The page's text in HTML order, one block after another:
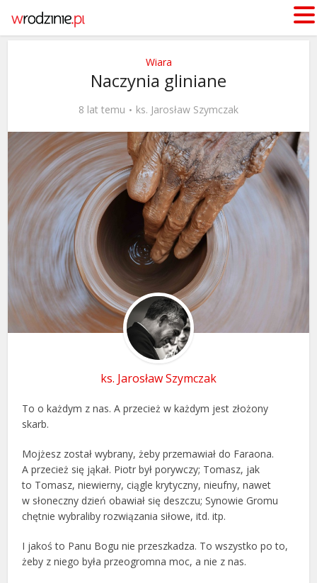
Wiara
Naczynia gliniane
8 lat temu ks. Jarosław Szymczak
ks. Jarosław Szymczak
To o każdym z nas. A przecież w każdym jest złożony
skarb.
Mojżesz został wybrany, żeby przemawiał do Faraona.
A przecież się jąkał. Piotr był porywczy; Tomasz, jak
to Tomasz, niewierny, ciągle krytyczny, nieufny, nawet
w słoneczny dzień obawiał się deszczu; Synowie Gromu
chętnie wybraliby rozwiązania siłowe, itd. itp.
I jakoś to Panu Bogu nie przeszkadza. To wszystko po to,
żeby z niego była przeogromna moc, a nie z nas.